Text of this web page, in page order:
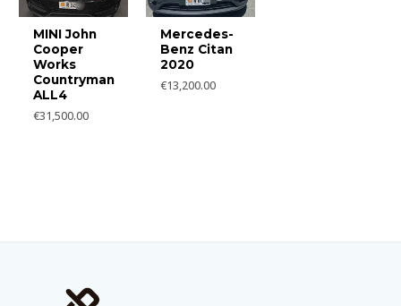
MINI John
Cooper
Works
Countryman
ALL4
€31,500.00
Mercedes-
Benz Citan
2020
€13,200.00